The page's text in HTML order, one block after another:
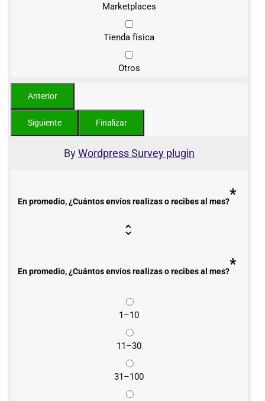
Marketplaces
Tienda física
Otros
ByWordpress Survey plugin
En promedio, ¿Cuántos envíos realizas o recibes al mes?*
En promedio, ¿Cuántos envíos realizas o recibes al mes?*
1–10
11–30
31–100